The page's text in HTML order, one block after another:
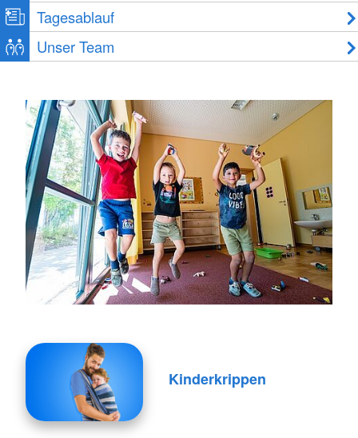
Tagesablauf
Unser Team
Kinderkrippen